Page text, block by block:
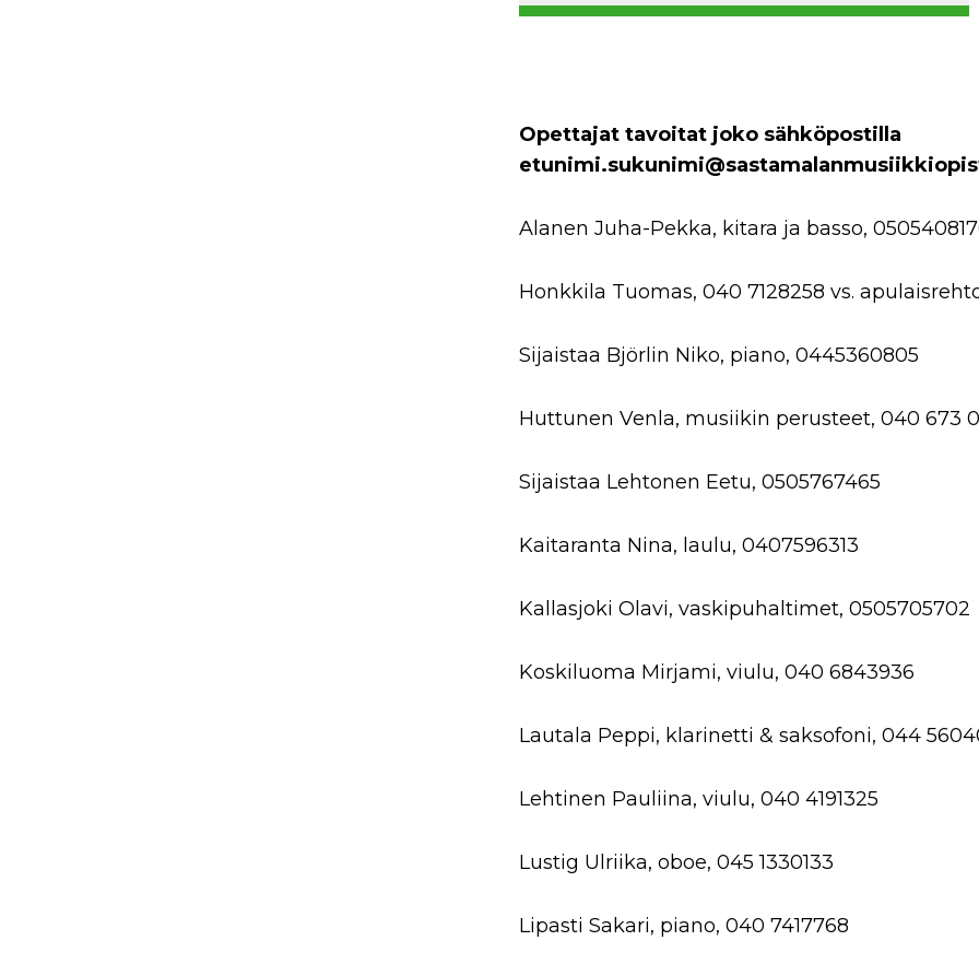
Opettajat tavoitat joko sähköpostilla
Alanen Juha-Pekka, kitara ja basso,
Honkkila Tuomas, 040 7128258 vs.
Sijaistaa Björlin Niko, piano, 0445360805
Huttunen Venla, musiikin perusteet, 040 673
Sijaistaa Lehtonen Eetu, 0505767465
Kaitaranta Nina, laulu, 0407596313
Kallasjoki Olavi, vaskipuhaltimet, 0505705702
Koskiluoma Mirjami, viulu, 040 6843936
Lautala Peppi, klarinetti & saksofoni, 044
Lehtinen Pauliina, viulu, 040 4191325
Lustig Ulriika, oboe, 045 1330133
Lipasti Sakari, piano, 040 7417768